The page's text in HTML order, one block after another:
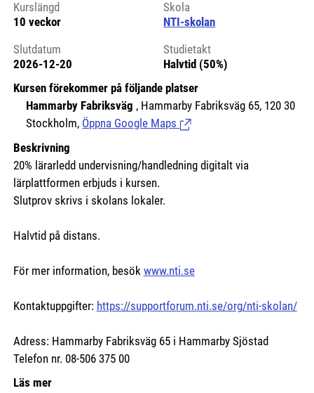
Kurslängd
10 veckor
Skola
NTI-skolan
Slutdatum
2026-12-20
Studietakt
Halvtid (50%)
Kursen förekommer på följande platser
Hammarby Fabriksväg , Hammarby Fabriksväg 65, 120 30
Stockholm, Öppna Google Maps (Länk till extern sida.)
Beskrivning
20% lärarledd undervisning/handledning digitalt via
lärplattformen erbjuds i kursen.
Slutprov skrivs i skolans lokaler.
Halvtid på distans.
För mer information, besök www.nti.se
Kontaktuppgifter: https://supportforum.nti.se/org/nti-skolan/
Adress: Hammarby Fabriksväg 65 i Hammarby Sjöstad
Telefon nr. 08-506 375 00
Läs mer